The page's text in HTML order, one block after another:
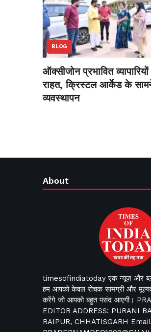
BLOG
ऑक्सीजोन प्रभावित
राहत, क्रिस्टल आर्केड के
व्यवस्थापन
About
timesofindiatoday एक न्यूज़ और
हम आपको केवल रोचक सामग्री और
करेंगे जो आपको बहुत पसंद आएगी।
EDITOR ADDRESS: PURANI
RAIPUR, CHHATISGARH